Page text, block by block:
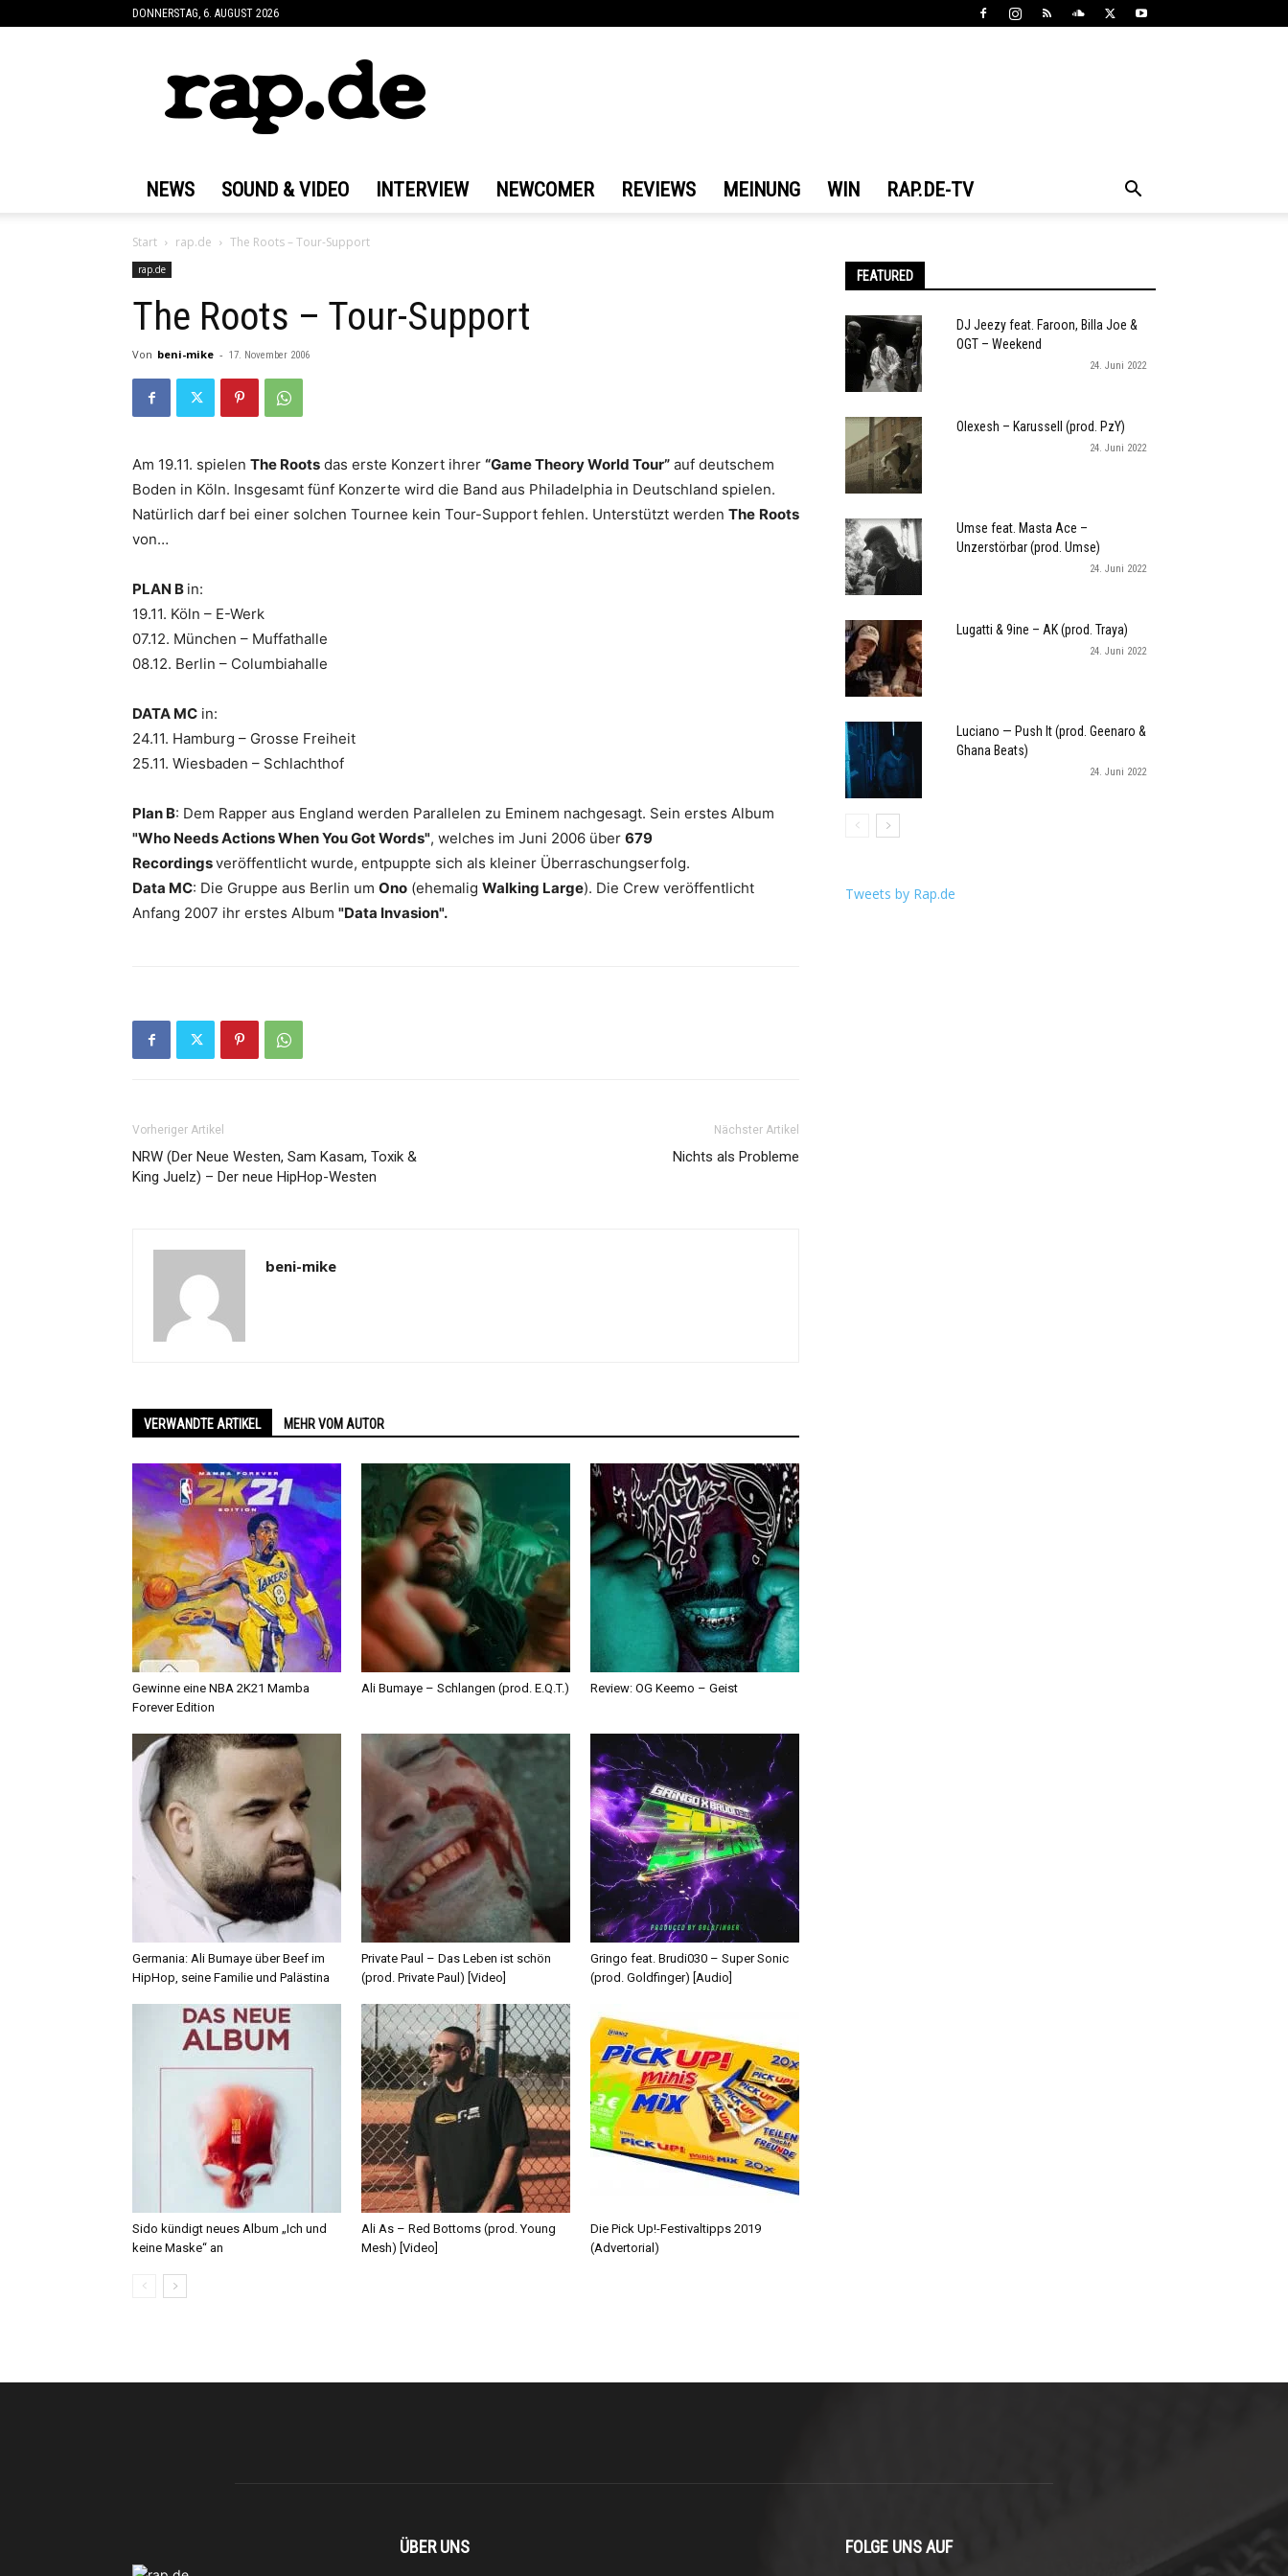
DONNERSTAG, 6. AUGUST 2026
NEWS SOUND & VIDEO INTERVIEW NEWCOMER REVIEWS MEINUNG WIN RAP.DE-TV
Start rap.de The Roots – Tour-Support
rap.de
The Roots – Tour-Support
Von beni-mike - 17. November 2006
Am 19.11. spielen The Roots das erste Konzert ihrer “Game Theory World Tour” auf deutschem
Boden in Köln. Insgesamt fünf Konzerte wird die Band aus Philadelphia in Deutschland spielen.
Natürlich darf bei einer solchen Tournee kein Tour-Support fehlen. Unterstützt werden The Roots
von…
PLAN B in:
19.11. Köln – E-Werk
07.12. München – Muffathalle
08.12. Berlin – Columbiahalle
DATA MC in:
24.11. Hamburg – Grosse Freiheit
25.11. Wiesbaden – Schlachthof
Plan B: Dem Rapper aus England werden Parallelen zu Eminem nachgesagt. Sein erstes Album
"Who Needs Actions When You Got Words", welches im Juni 2006 über 679
Recordingsveröffentlicht wurde, entpuppte sich als kleiner Überraschungserfolg.
Data MC: Die Gruppe aus Berlin um Ono (ehemalig Walking Large). Die Crew veröffentlicht
Anfang 2007 ihr erstes Album "Data Invasion".
Vorheriger Artikel
NRW (Der Neue Westen, Sam Kasam, Toxik &
King Juelz) – Der neue HipHop-Westen
Nächster Artikel
Nichts als Probleme
beni-mike
VERWANDTE ARTIKEL MEHR VOM AUTOR
Gewinne eine NBA 2K21 Mamba
Forever Edition
Ali Bumaye – Schlangen (prod. E.Q.T.) Review: OG Keemo – Geist
Germania: Ali Bumaye über Beef im
HipHop, seine Familie und Palästina
Private Paul – Das Leben ist schön
(prod. Private Paul) [Video]
Gringo feat. Brudi030 – Super Sonic
(prod. Goldfinger) [Audio]
Sido kündigt neues Album „Ich und
keine Maske“ an
Ali As – Red Bottoms (prod. Young
Mesh) [Video]
Die Pick Up!-Festivaltipps 2019
(Advertorial)
FEATURED
DJ Jeezy feat. Faroon, Billa Joe &
OGT – Weekend
24. Juni 2022
Olexesh – Karussell (prod. PzY)
24. Juni 2022
Umse feat. Masta Ace –
Unzerstörbar (prod. Umse)
24. Juni 2022
Lugatti & 9ine – AK (prod. Traya)
24. Juni 2022
Luciano — Push It (prod. Geenaro &
Ghana Beats)
24. Juni 2022
Tweets by Rap.de
ÜBER UNS FOLGE UNS AUF